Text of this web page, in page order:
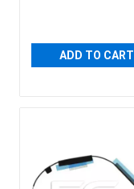
ADD TO CART